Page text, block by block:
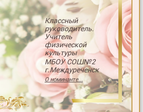
Классный
руководитель.
Учитель
физической
культуры
МБОУ СОШ№2
г.Междуреченск
О номинанте...